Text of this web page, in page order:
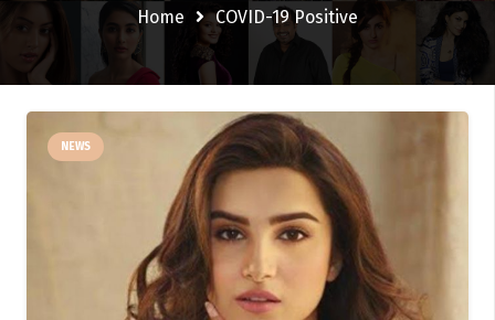
Home COVID-19 Positive
NEWS